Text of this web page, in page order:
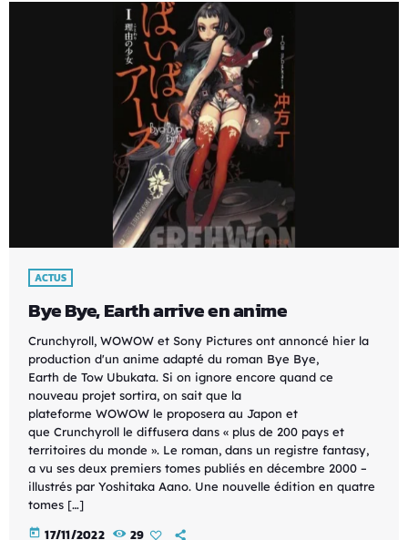
ACTUS
Bye Bye, Earth arrive en anime
Crunchyroll, WOWOW et Sony Pictures ont annoncé hier la
production d'un anime adapté du roman Bye Bye,
Earth de Tow Ubukata. Si on ignore encore quand ce
nouveau projet sortira, on sait que la
plateforme WOWOW le proposera au Japon et
que Crunchyroll le diffusera dans « plus de 200 pays et
territoires du monde ». Le roman, dans un registre fantasy,
a vu ses deux premiers tomes publiés en décembre 2000 –
illustrés par Yoshitaka Aano. Une nouvelle édition en quatre
tomes […]
today 17/11/2022 29